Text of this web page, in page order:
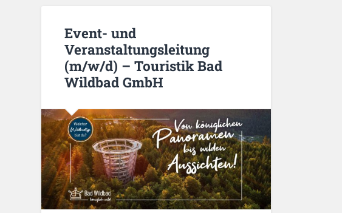
Event- und
Veranstaltungsleitung
(m/w/d) – Touristik Bad
Wildbad GmbH